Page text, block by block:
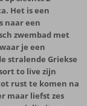
Het is een
naar een
zwembad met
je een
stralende Griekse
to live zijn
rust te komen na
maar liefst zes